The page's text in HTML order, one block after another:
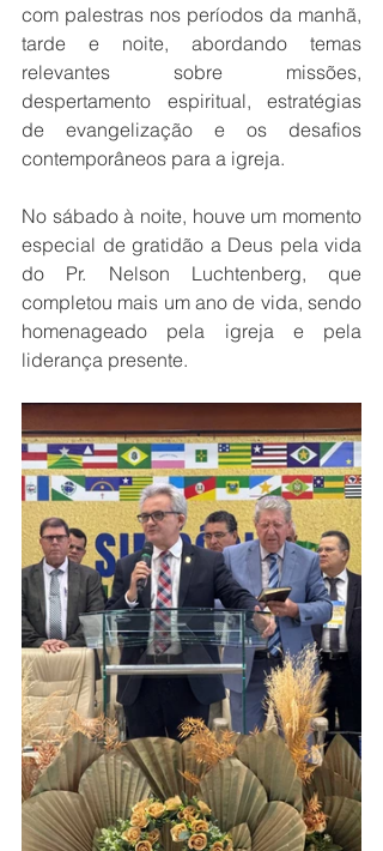
com palestras nos períodos da manhã,
tarde e noite, abordando temas
relevantes sobre missões,
despertamento espiritual, estratégias
de evangelização e os desafios
contemporâneos para a igreja.
No sábado à noite, houve um momento
especial de gratidão a Deus pela vida
do Pr. Nelson Luchtenberg, que
completou mais um ano de vida, sendo
homenageado pela igreja e pela
liderança presente.